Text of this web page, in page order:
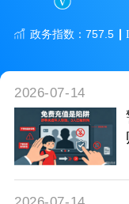
政务指数：757.5
2026-07-14